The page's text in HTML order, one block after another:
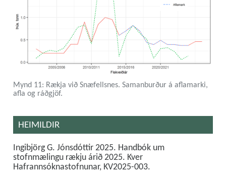
Mynd 11: Rækja við Snæfellsnes. Samanburður á aflamarki,
afla og ráðgjöf.
HEIMILDIR
Ingibjörg G. Jónsdóttir 2025. Handbók um
stofnmælingu rækju árið 2025. Kver
Hafrannsóknastofnunar, KV2025-003.